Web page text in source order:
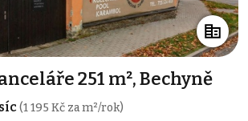
251 m², Bechyně
(1 195 Kč za m²/rok)